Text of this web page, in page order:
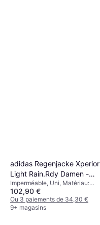
adidas Regenjacke Xperior
Light Rain.Rdy Damen -
Orange
Imperméable, Uni, Matériau:
Nylon, Polyester, Imperméable,
Coupe-vent
102,90 €
Ou 3 paiements de 34,30 €
9+ magasins